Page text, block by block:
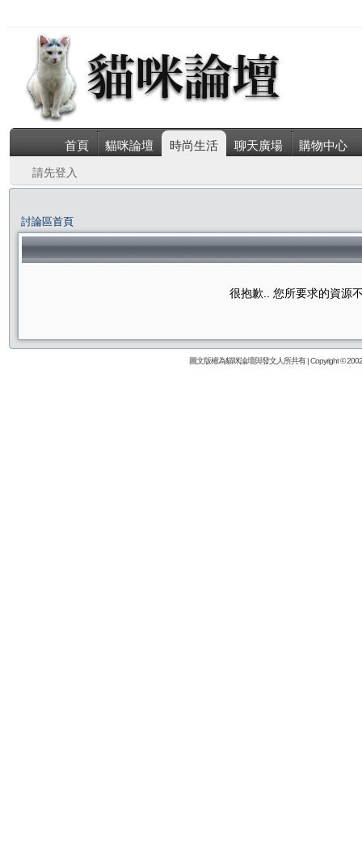
首頁 貓咪論壇 時尚生活 聊天廣場 購物中心
請先登入
討論區首頁
很抱歉.. 您所要求的資源
圖文版權為貓咪論壇與發文人所共有 | Copyright ©